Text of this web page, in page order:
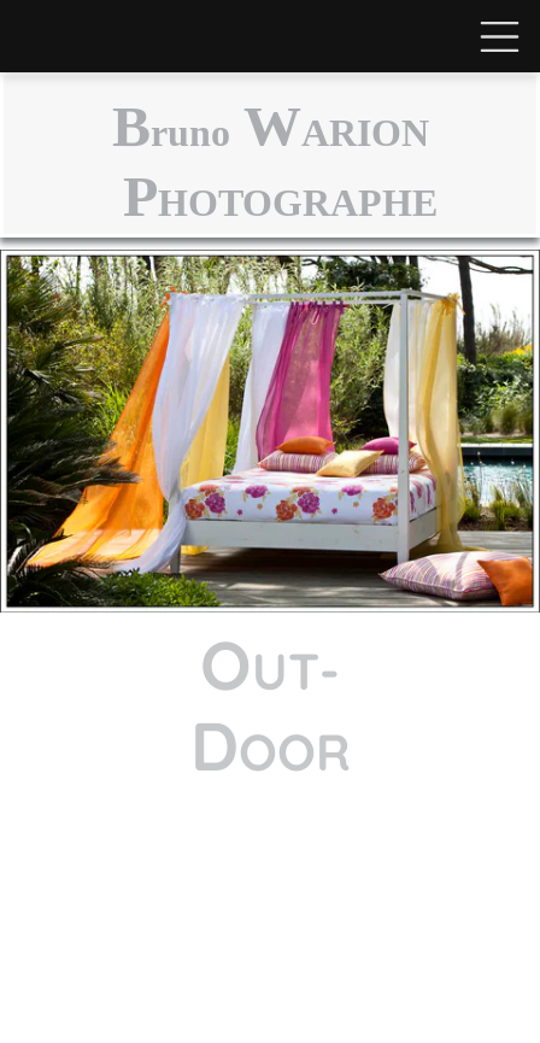
Bruno WARION
PHOTOGRAPHE
OUT-
DOOR